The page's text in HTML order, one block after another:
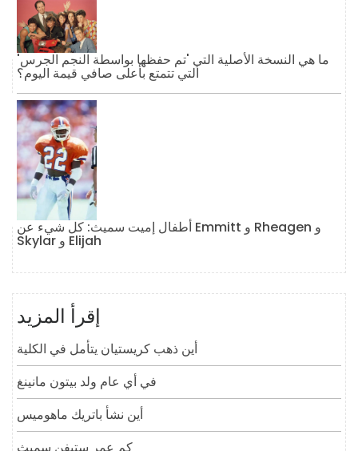
ما هي النسخة الأصلية التي 'تم حفظها بواسطة النجم الجرس'
التي تتمتع بأعلى صافي قيمة اليوم؟
أطفال إميت سميث: كل شيء عن Emmitt و Rheagen و
Skylar و Elijah
إقرأ المزيد
أين ذهب كريستيان يتأمل في الكلية
في أي عام ولد بيتون مانينغ
أين نشأ باتريك ماهوميس